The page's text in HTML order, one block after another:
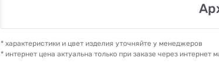
* характеристики и цвет изделия уточняйте у менеджеров
* интернет цена актуальна только при заказе через интернет